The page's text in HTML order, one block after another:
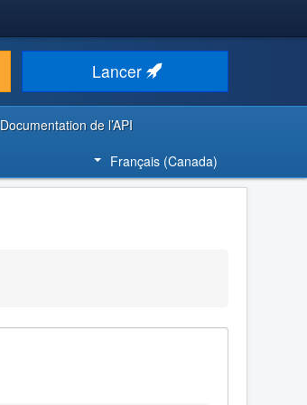
Lancer
Documentation de l’API
Français (Canada)